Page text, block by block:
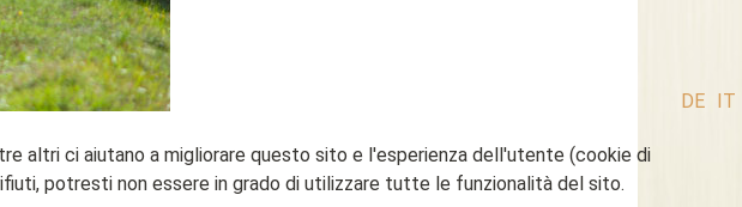
DE IT
altri ci aiutano a migliorare questo sito e l'esperienza dell'utente (cookie di
potresti non essere in grado di utilizzare tutte le funzionalità del sito.